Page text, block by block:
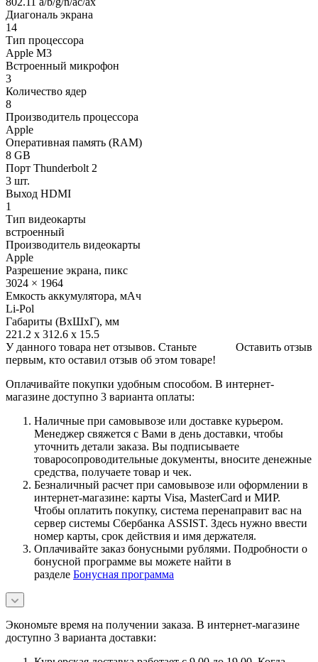
Диагональ экрана
14
Тип процессора
Apple M3
Встроенный микрофон
3
Количество ядер
8
Производитель процессора
Apple
Оперативная память (RAM)
8 GB
Порт Thunderbolt 2
3 шт.
Выход HDMI
1
Тип видеокарты
встроенный
Производитель видеокарты
Apple
Разрешение экрана, пикс
3024 × 1964
Емкость аккумулятора, мАч
Li-Pol
Габариты (ВхШхГ), мм
221.2 x 312.6 x 15.5
Оставить отзыв
У данного товара нет отзывов. Станьте
первым, кто оставил отзыв об этом товаре!
Оплачивайте покупки удобным способом. В интернет-
магазине доступно 3 варианта оплаты:
Наличные при самовывозе или доставке курьером.
Менеджер свяжется с Вами в день доставки, чтобы
уточнить детали заказа. Вы подписываете
товаросопроводительные документы, вносите денежные
средства, получаете товар и чек.
Безналичный расчет при самовывозе или оформлении в
интернет-магазине: карты Visa, MasterCard и МИР.
Чтобы оплатить покупку, система перенаправит вас на
сервер системы Сбербанка ASSIST. Здесь нужно ввести
номер карты, срок действия и имя держателя.
Оплачивайте заказ бонусными рублями. Подробности о
бонусной программе вы можете найти в
разделе Бонусная программа
Экономьте время на получении заказа. В интернет-магазине
доступно 3 варианта доставки: